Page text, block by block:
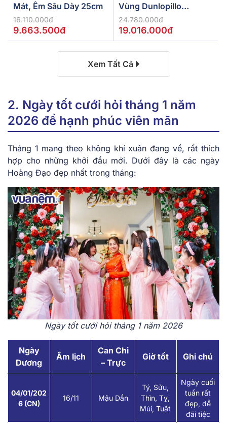
Mát, Êm Sâu Dày 25cm
16.110.000đ
9.663.500đ
Vùng Dunlopillo
De.Stress Powerful
24.780.000đ
19.016.000đ
Xem Tất Cả
2. Ngày tốt cưới hỏi tháng 1 năm
2026 để hạnh phúc viên mãn
Tháng 1 mang theo không khí xuân đang về, rất thích
hợp cho những khởi đầu mới. Dưới đây là các ngày
Hoàng Đạo đẹp nhất trong tháng:
Ngày tốt cưới hỏi tháng 1 năm 2026
Ngày
Dương
Âm lịch
Can Chi
– Trực
Giờ tốt Ghi chú
04/01/202
6 (CN)
16/11 Mậu Dần
Tý, Sửu,
Thìn, Tỵ,
Mùi, Tuất
Ngày cuối
tuần rất
đẹp, dễ
đãi tiệc